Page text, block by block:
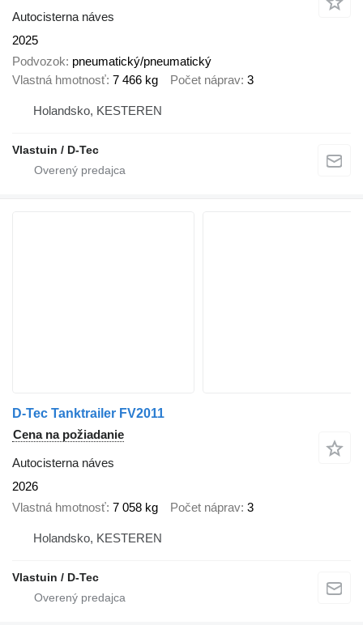
Autocisterna náves
2025
Podvozok pneumatický/pneumatický
Vlastná hmotnosť 7 466 kg Počet náprav 3
Holandsko, KESTEREN
Vlastuin / D-Tec
D-Tec Tanktrailer FV2011
Cena na požiadanie
Autocisterna náves
2026
Vlastná hmotnosť 7 058 kg Počet náprav 3
Holandsko, KESTEREN
Vlastuin / D-Tec